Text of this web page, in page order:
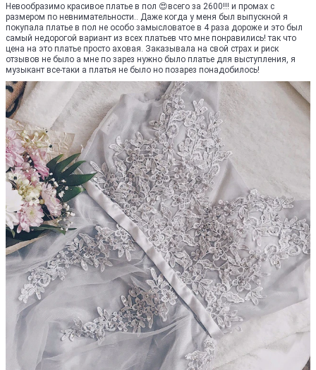
Невообразимо красивое платье в пол 😍всего за 2600!!! и промах с
размером по невнимательности.. Даже когда у меня был выпускной я
покупала платье в пол не особо замысловатое в 4 раза дороже и это был
самый недорогой вариант из всех платьев что мне понравились! так что
цена на это платье просто аховая. Заказывала на свой страх и риск
отзывов не было а мне по зарез нужно было платье для выступления, я
музыкант все-таки а платья не было но позарез понадобилось!